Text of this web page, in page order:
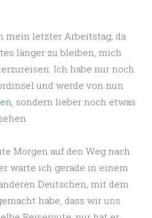
mein letzter Arbeitstag, da
länger zu bleiben, mich
Ich habe nur noch
und werde von nun
, sondern lieber noch etwas
Morgen auf den Weg nach
warte ich gerade in einem
Deutschen, mit dem
habe, dass wir uns